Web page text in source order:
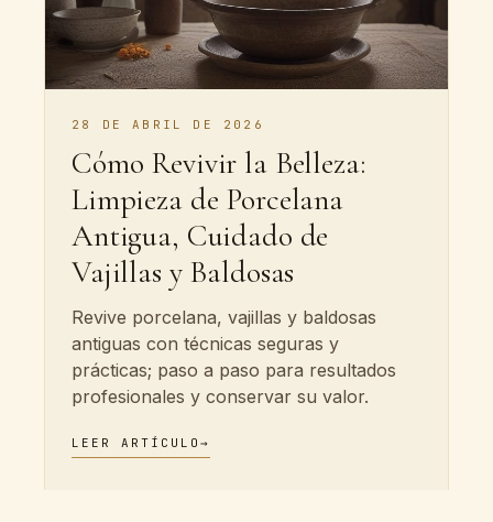
28 DE ABRIL DE 2026
Cómo Revivir la Belleza:
Limpieza de Porcelana
Antigua, Cuidado de
Vajillas y Baldosas
Revive porcelana, vajillas y baldosas
antiguas con técnicas seguras y
prácticas; paso a paso para resultados
profesionales y conservar su valor.
LEER ARTÍCULO →